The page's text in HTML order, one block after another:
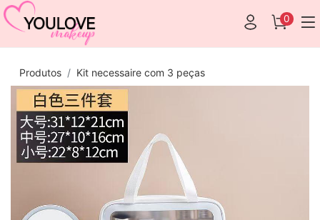
0
Produtos Kit necessaire com 3 peças